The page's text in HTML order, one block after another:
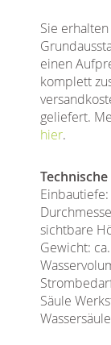
Sie
einen
komplett
geliefert.
hier.
sichtbare
Gewicht:
Säule